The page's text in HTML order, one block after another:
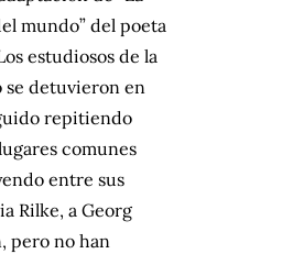
mundo” del poeta
estudiosos de la
se detuvieron en
repitiendo
comunes
entre sus
Rilke, a Georg
pero no han